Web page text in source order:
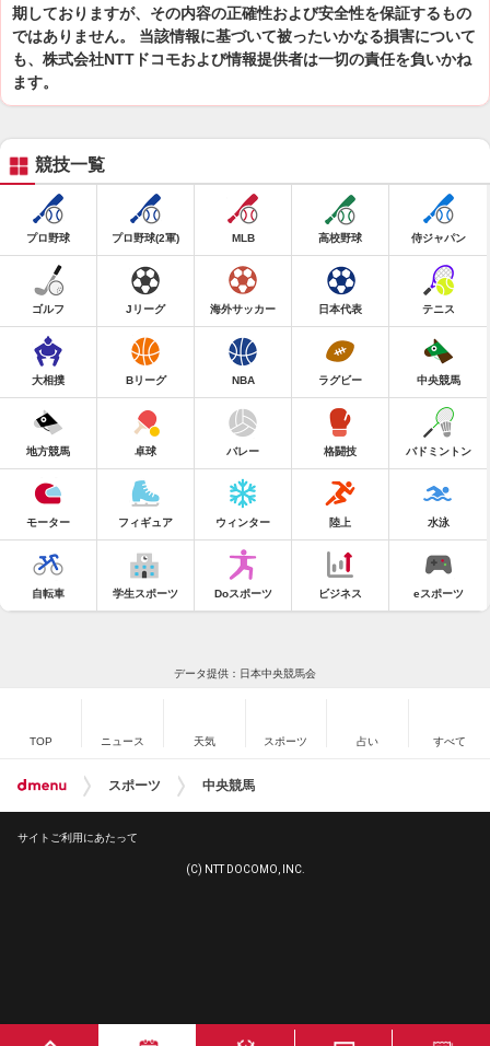
期しておりますが、その内容の正確性および安全性を保証するもの
ではありません。 当該情報に基づいて被ったいかなる損害について
も、株式会社NTTドコモおよび情報提供者は一切の責任を負いかね
ます。
競技一覧
プロ野球 プロ野球(2軍) MLB 高校野球 侍ジャパン
ゴルフ Jリーグ 海外サッカー 日本代表 テニス
大相撲 Bリーグ NBA ラグビー 中央競馬
地方競馬 卓球 バレー 格闘技 バドミントン
モーター フィギュア ウィンター 陸上 水泳
自転車 学生スポーツ Doスポーツ ビジネス eスポーツ
データ提供：日本中央競馬会
TOP ニュース 天気 スポーツ 占い すべて
スポーツ 中央競馬
サイトご利用にあたって
(C) NTT DOCOMO, INC.